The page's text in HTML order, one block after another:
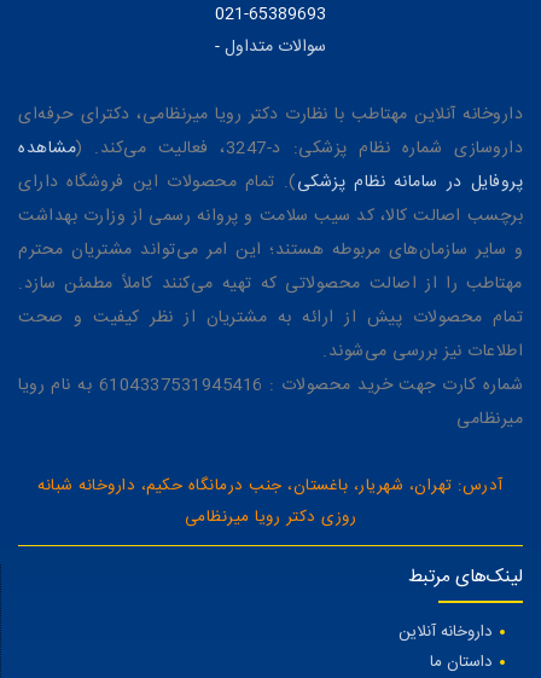
021-65389693
سوالات متداول-
داروخانه آنلاین مهتاطب با نظارت دکتر رویا میرنظامی، دکترای حرفه‌ای
داروسازی شماره نظام پزشکی: د-3247، فعالیت می‌کند. (
مشاهده
پروفایل در سامانه نظام پزشکی). تمام محصولات این فروشگاه دارای
برچسب اصالت کالا، کد سیب سلامت و پروانه رسمی از وزارت بهداشت
و سایر سازمان‌های مربوطه هستند؛ این امر می‌تواند مشتریان محترم
مهتاطب را از اصالت محصولاتی که تهیه می‌کنند کاملاً مطمئن سازد.
تمام محصولات پیش از ارائه به مشتریان از نظر کیفیت و صحت
اطلاعات نیز بررسی می‌شوند.
شماره کارت جهت خرید محصولات : 6104337531945416 به نام رویا
میرنظامی
آدرس: تهران، شهریار، باغستان، جنب درمانگاه حکیم، داروخانه شبانه
روزی دکتر رویا میرنظامی
لینک‌های مرتبط
داروخانه آنلاین
داستان ما